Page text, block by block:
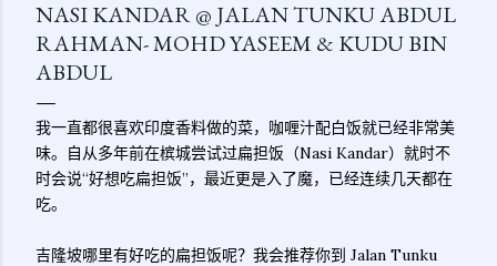
NASI KANDAR @ JALAN TUNKU ABDUL
RAHMAN- MOHD YASEEM & KUDU BIN
ABDUL
我一直都很喜欢印度香料做的菜，咖喱汁配白饭就已经非常美
味。自从多年前在槟城尝试过扁担饭（Nasi Kandar）就时不
时会说“好想吃扁担饭”，最近更是入了魔，已经连续几天都在
吃。
吉隆坡哪里有好吃的扁担饭呢？我会推荐你到 Jalan Tunku